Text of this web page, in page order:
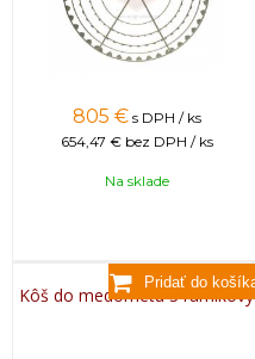
805 € s DPH / ks
654,47 € bez DPH / ks
Na sklade
Kôš do medometu 3 rámikový